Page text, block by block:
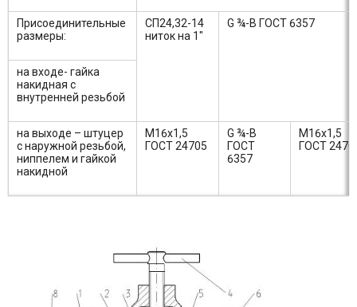
Присоединительные
размеры:
СП24,32-14
ниток на 1"
G ¾-В ГОСТ 6357
на входе- гайка
накидная с
внутренней резьбой
на выходе – штуцер
с наружной резьбой,
ниппелем и гайкой
накидной
М16х1,5
ГОСТ 24705
G ¾-В
ГОСТ
6357
М16х1,5
ГОСТ